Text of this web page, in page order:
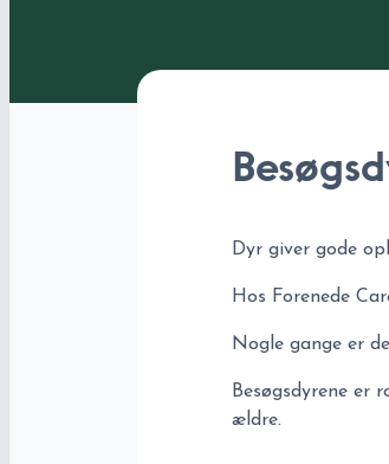
Dyr giver gode
Hos Forenede
Nogle gange er
Besøgsdyrene er
ældre.